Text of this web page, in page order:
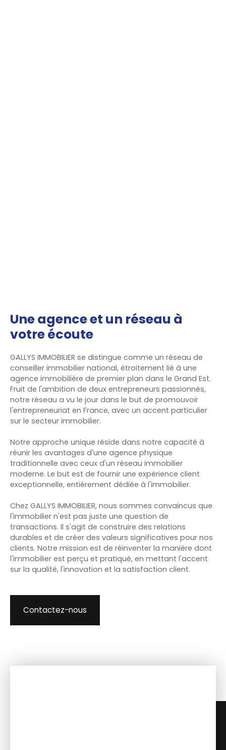
Une agence et un réseau à
votre écoute
GALLYS IMMOBILIER se distingue comme un réseau de
conseiller immobilier national, étroitement lié à une
agence immobilière de premier plan dans le Grand Est.
Fruit de l'ambition de deux entrepreneurs passionnés,
notre réseau a vu le jour dans le but de promouvoir
l'entrepreneuriat en France, avec un accent particulier
sur le secteur immobilier.
Notre approche unique réside dans notre capacité à
réunir les avantages d'une agence physique
traditionnelle avec ceux d'un réseau immobilier
moderne. Le but est de fournir une expérience client
exceptionnelle, entièrement dédiée à l'immobilier.
Chez GALLYS IMMOBILIER, nous sommes convaincus que
l'immobilier n'est pas juste une question de
transactions. Il s'agit de construire des relations
durables et de créer des valeurs significatives pour nos
clients. Notre mission est de réinventer la manière dont
l'immobilier est perçu et pratiqué, en mettant l'accent
sur la qualité, l'innovation et la satisfaction client.
Contactez-nous